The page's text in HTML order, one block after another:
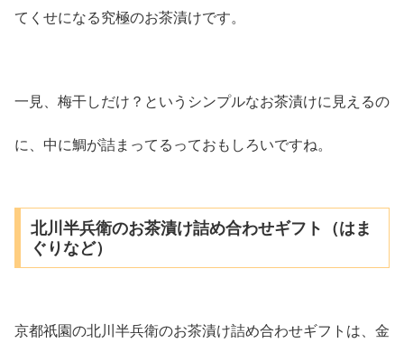
てくせになる究極のお茶漬けです。
一見、梅干しだけ？というシンプルなお茶漬けに見えるの
に、中に鯛が詰まってるっておもしろいですね。
北川半兵衛のお茶漬け詰め合わせギフト（はま
ぐりなど）
京都祇園の北川半兵衛のお茶漬け詰め合わせギフトは、金